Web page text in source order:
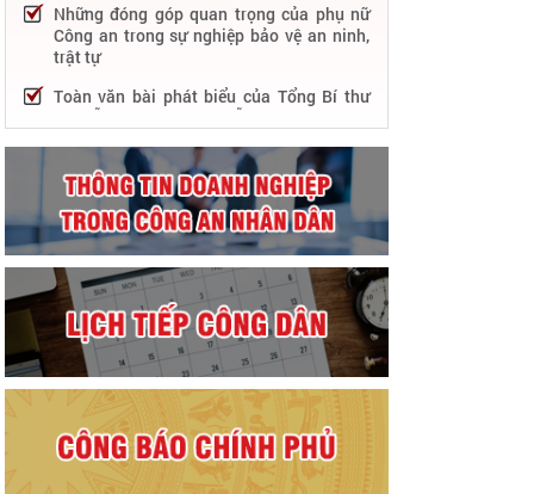
Những đóng góp quan trọng của phụ nữ
Công an trong sự nghiệp bảo vệ an ninh,
trật tự
Toàn văn bài phát biểu của Tổng Bí thư
Nguyễn Phú Trọng tại Lễ kỷ niệm 75 năm
điều Bác Hồ dạy
75 năm thực hiện Sáu điều Bác Hồ dạy -
Lực lượng Công an nhân dân "rèn đức,
luyện tài, lập chiến công, vì nước quên
thân, vì dân phục vụ"
Chỉ đạo, điều hành nổi bật của Bộ Công an
trong tuần từ 27/2 – 04/3/2023
Phát huy thành tựu 50 năm phát triển
công nghệ thông tin trong Công an nhân
dân
Bảo đảm tuyệt đối an ninh, an toàn hàng
không góp phần thúc đẩy phát triển kinh
tế - xã hội